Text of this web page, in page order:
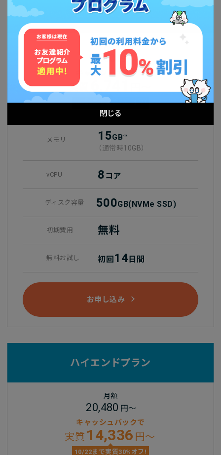
ビジネスプラン
月額
9,630 円～
キャッシュバックで
実質
10/22まで実質30%オフ!
メモリ 15GB※
（通常時10GB）
vCPU 8 コア
ディスク容量 500GB(NVMe SSD)
初期費用 無料
無料お試し 初回 14 日間
お申し込み
ハイエンドプラン
月額
20,480 円～
キャッシュバックで
実質 14,336 円～
10/22まで実質30%オフ!
閉じる